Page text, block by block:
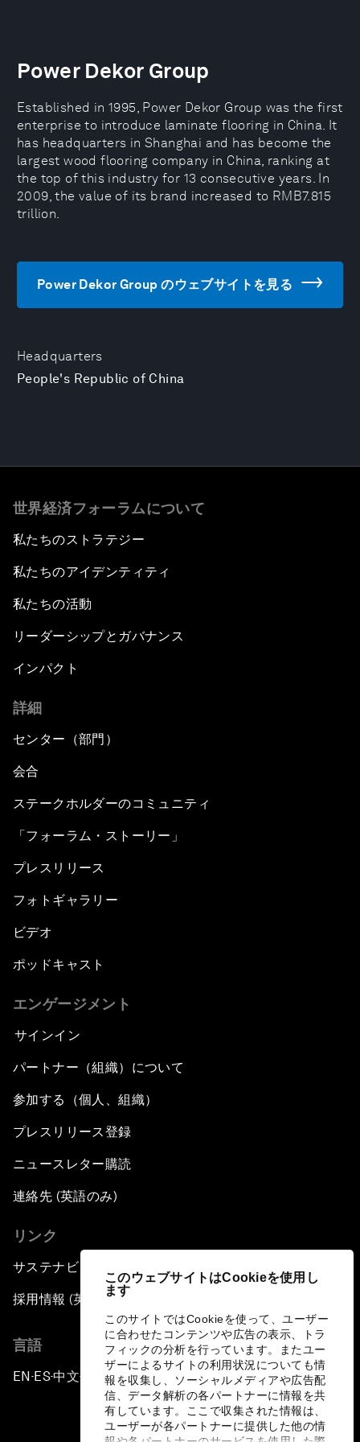
このウェブサイトはCookieを使用し
ます
このサイトではCookieを使って、ユーザー
に合わせたコンテンツや広告の表示、トラ
フィックの分析を行っています。またユー
ザーによるサイトの利用状況についても情
報を収集し、ソーシャルメディアや広告配
信、データ解析の各パートナーに情報を共
有しています。ここで収集された情報は、
ユーザーが各パートナーに提供した他の情
Headquarters
People's Republic of China
Power Dekor Group
Established in 1995, Power Dekor Group was the first
enterprise to introduce laminate flooring in China. It
has headquarters in Shanghai and has become the
largest wood flooring company in China, ranking at
the top of this industry for 13 consecutive years. In
2009, the value of its brand increased to RMB7.815
trillion.
Power Dekor Group のウェブサイトを見る
世界経済フォーラムについて
私たちのストラテジー
私たちのアイデンティティ
私たちの活動
リーダーシップとガバナンス
インパクト
詳細
センター（部門）
会合
ステークホルダーのコミュニティ
「フォーラム・ストーリー」
プレスリリース
フォトギャラリー
ビデオ
ポッドキャスト
エンゲージメント
サインイン
パートナー（組織）について
参加する（個人、組織）
プレスリリース登録
ニュースレター購読
連絡先 (英語のみ)
リンク
サステナビリティへの取り組み
採用情報 (英語のみ)
言語
EN ▪ES▪中文▪ 日本語